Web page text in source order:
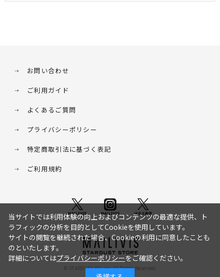
お問い合わせ
ご利用ガイド
よくあるご質問
プライバシーポリシー
特定商取引法に基づく表記
ご利用規約
© STARDUST HD. inc. All Rights Reserved.
当サイトでは利用体験の向上およびコンテンツの最適な提供、ト
ラフィックの分析を目的としてCookieを使用しています。
サイトの閲覧を継続された場合、Cookieの利用に同意したことも
のといたします。
詳細についてはプライバシーポリシーをご確認ください。